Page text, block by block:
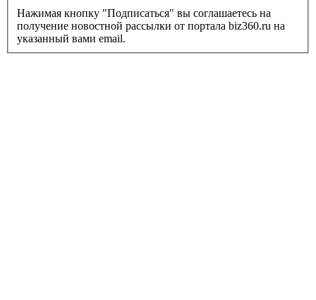
Нажимая кнопку "Подписаться" вы соглашаетесь на
получение новостной рассылки от портала biz360.ru на
указанный вами email.